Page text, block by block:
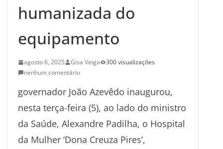
humanizada do
equipamento
agosto 6, 2025 Gisa Veiga
300 visualizações
nenhum comentário
governador João Azevêdo inaugurou,
nesta terça-feira (5), ao lado do ministro
da Saúde, Alexandre Padilha, o Hospital
da Mulher ‘Dona Creuza Pires’,